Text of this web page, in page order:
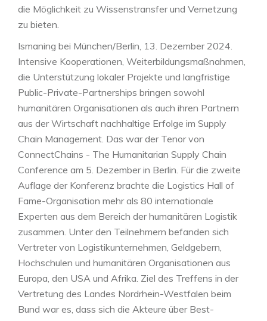
die Möglichkeit zu Wissenstransfer und Vernetzung
zu bieten.
Ismaning bei München/Berlin, 13. Dezember 2024.
Intensive Kooperationen, Weiterbildungsmaßnahmen,
die Unterstützung lokaler Projekte und langfristige
Public-Private-Partnerships bringen sowohl
humanitären Organisationen als auch ihren Partnern
aus der Wirtschaft nachhaltige Erfolge im Supply
Chain Management. Das war der Tenor von
ConnectChains - The Humanitarian Supply Chain
Conference am 5. Dezember in Berlin. Für die zweite
Auflage der Konferenz brachte die Logistics Hall of
Fame-Organisation mehr als 80 internationale
Experten aus dem Bereich der humanitären Logistik
zusammen. Unter den Teilnehmern befanden sich
Vertreter von Logistikunternehmen, Geldgebern,
Hochschulen und humanitären Organisationen aus
Europa, den USA und Afrika. Ziel des Treffens in der
Vertretung des Landes Nordrhein-Westfalen beim
Bund war es, dass sich die Akteure über Best-